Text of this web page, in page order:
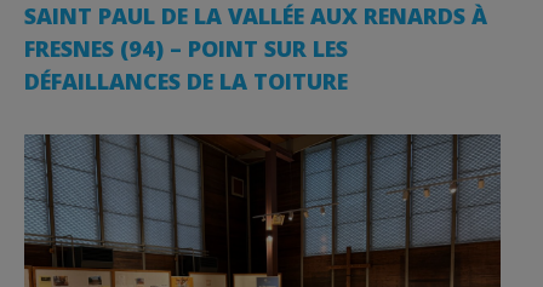
SAINT PAUL DE LA VALLÉE AUX RENARDS À
FRESNES (94) – POINT SUR LES
DÉFAILLANCES DE LA TOITURE